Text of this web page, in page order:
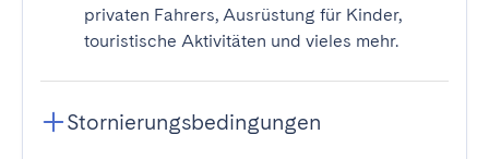
privaten Fahrers, Ausrüstung für Kinder,
touristische Aktivitäten und vieles mehr.
Stornierungsbedingungen